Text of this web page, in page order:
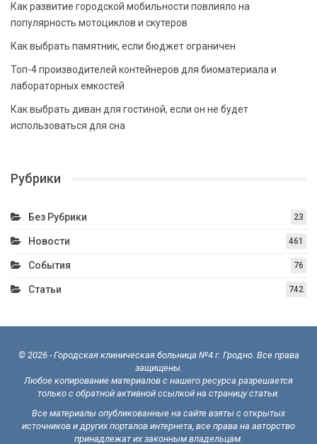
Как развитие городской мобильности повлияло на
популярность мотоциклов и скутеров
Как выбрать памятник, если бюджет ограничен
Топ-4 производителей контейнеров для биоматериала и
лабораторных емкостей
Как выбрать диван для гостиной, если он не будет
использоваться для сна
Рубрики
Без Рубрики 23
Новости 461
События 76
Статьи 742
© 2026 - Городская клиническая больница №4 г. Гродно. Все права
защищены.
Любое копирование материалов с нашего ресурса разрешается
только с обратной активной ссылкой на страницу статьи.
Все материалы опубликованные на сайте взяты с открытых
источников и других порталов интернета, все права на авторство
принадлежат их законным владельцам.